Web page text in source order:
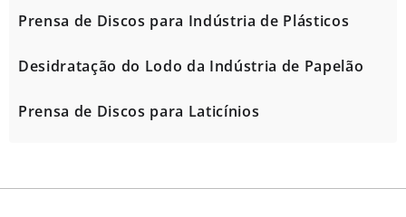
Prensa de Discos para Indústria de Plásticos
Desidratação do Lodo da Indústria de Papelão
Prensa de Discos para Laticínios